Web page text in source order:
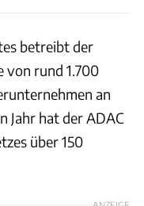
betreibt der
von rund 1.700
an
Jahr hat der ADAC
über 150